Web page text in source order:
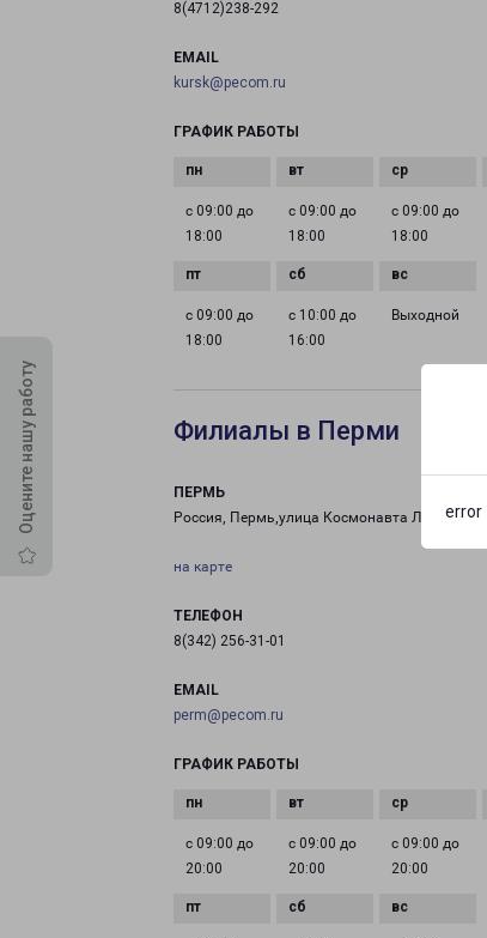
error
Оцените нашу работу
8(4712)238-292
EMAIL
kursk@pecom.ru
ГРАФИК РАБОТЫ
с 09:00 до
18:00
с 09:00 до
18:00
с 09:00 до
18:00
с 09:00 до
18:00
с 10:00 до
16:00
Выходной
Филиалы в Перми
ПЕРМЬ
Россия, Пермь,улица Космонавта Леонова, 86
на карте
ТЕЛЕФОН
8(342) 256-31-01
EMAIL
perm@pecom.ru
ГРАФИК РАБОТЫ
с 09:00 до
20:00
с 09:00 до
20:00
с 09:00 до
20:00